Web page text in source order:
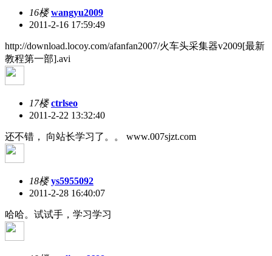
16楼 wangyu2009
2011-2-16 17:59:49
http://download.locoy.com/afanfan2007/火车头采集器v2009[最新
教程第一部].avi
17楼 ctrlseo
2011-2-22 13:32:40
还不错， 向站长学习了。。 www.007sjzt.com
18楼 ys5955092
2011-2-28 16:40:07
哈哈。试试手，学习学习